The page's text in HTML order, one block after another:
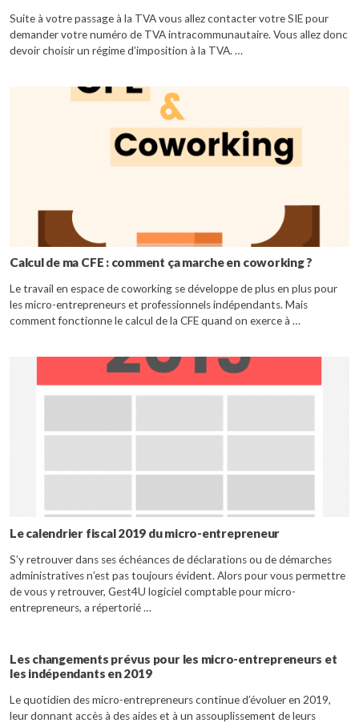
Suite à votre passage à la TVA vous allez contacter votre SIE pour
demander votre numéro de TVA intracommunautaire. Vous allez donc
devoir choisir un régime d’imposition à la TVA. …
Calcul de ma CFE : comment ça marche en coworking ?
Le travail en espace de coworking se développe de plus en plus pour
les micro-entrepreneurs et professionnels indépendants. Mais
comment fonctionne le calcul de la CFE quand on exerce à …
Le calendrier fiscal 2019 du micro-entrepreneur
S’y retrouver dans ses échéances de déclarations ou de démarches
administratives n’est pas toujours évident. Alors pour vous permettre
de vous y retrouver, Gest4U logiciel comptable pour micro-
entrepreneurs, a répertorié …
Les changements prévus pour les micro-entrepreneurs et
les indépendants en 2019
Le quotidien des micro-entrepreneurs continue d’évoluer en 2019,
leur donnant accès à des aides et à un assouplissement de leurs